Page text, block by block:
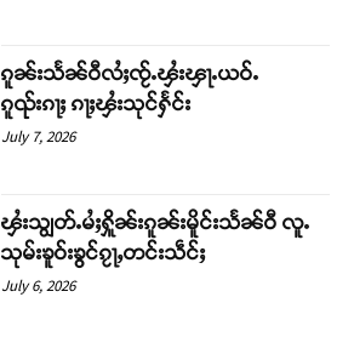
ၵူၼ်းသႅၼ်ဝီလႆႈၸႂ်ႉၾႆးၾႃႉယဝ်ႉ
ၵူၺ်းၵႃႈ ၵႃႈၾႆးသုင်ႁႅင်း
July 7, 2026
ၾႆးသျွတ်ႉမႆႈႁိူၼ်းၵူၼ်းမိူင်းသႅၼ်ဝီ လူႉ
သုမ်းၶူဝ်းၶွင်ၵႂႃႇတင်းသဵင်ႈ
July 6, 2026